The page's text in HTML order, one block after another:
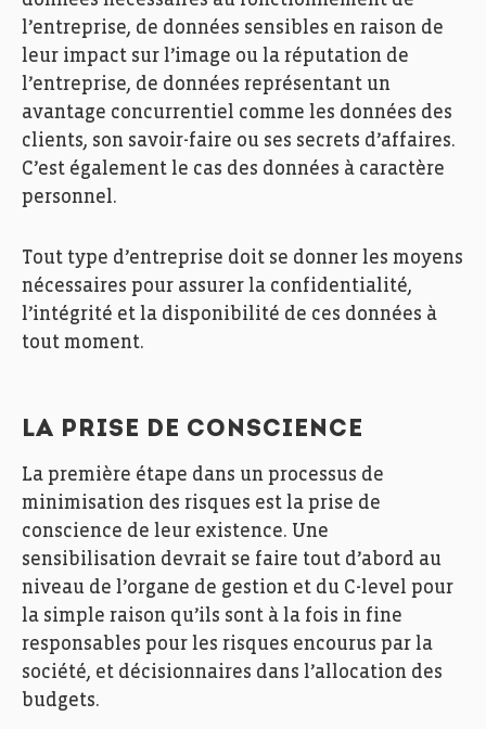
l’entreprise, de données sensibles en raison de
leur impact sur l’image ou la réputation de
l’entreprise, de données représentant un
avantage concurrentiel comme les données des
clients, son savoir-faire ou ses secrets d’affaires.
C’est également le cas des données à caractère
personnel.
Tout type d’entreprise doit se donner les moyens
nécessaires pour assurer la confidentialité,
l’intégrité et la disponibilité de ces données à
tout moment.
LA PRISE DE CONSCIENCE
La première étape dans un processus de
minimisation des risques est la prise de
conscience de leur existence. Une
sensibilisation devrait se faire tout d’abord au
niveau de l’organe de gestion et du C-level pour
la simple raison qu’ils sont à la fois in fine
responsables pour les risques encourus par la
société, et décisionnaires dans l’allocation des
budgets.